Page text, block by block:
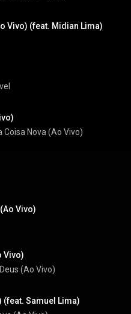
Vivo) (feat. Midian Lima)
Coisa Nova (Ao Vivo)
Vivo)
Vivo)
(Ao Vivo)
(feat. Samuel Lima)